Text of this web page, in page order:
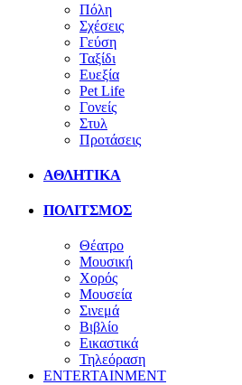
Πόλη
Σχέσεις
Γεύση
Ταξίδι
Ευεξία
Pet Life
Γονείς
Στυλ
Προτάσεις
ΑΘΛΗΤΙΚΑ
ΠΟΛΙΤΣΜΟΣ
Θέατρο
Μουσική
Χορός
Μουσεία
Σινεμά
Βιβλίο
Εικαστικά
Τηλεόραση
ENTERTAINMENT